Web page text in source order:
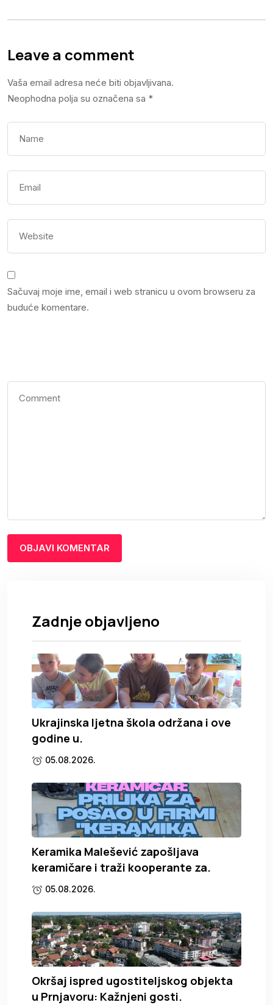
Leave a comment
Vaša email adresa neće biti objavljivana.
Neophodna polja su označena sa *
Sačuvaj moje ime, email i web stranicu u ovom browseru za
buduće komentare.
Zadnje objavljeno
Ukrajinska ljetna škola održana i ove
godine u.
05.08.2026.
Keramika Malešević zapošljava
keramičare i traži kooperante za.
05.08.2026.
Okršaj ispred ugostiteljskog objekta
u Prnjavoru: Kažnjeni gosti.